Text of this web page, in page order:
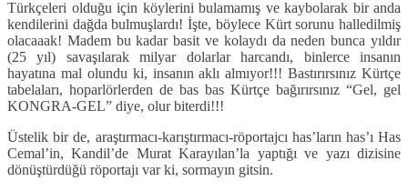
Türkçeleri olduğu için köylerini bulamamış ve kaybolarak bir anda
kendilerini dağda bulmuşlardı! İşte, böylece Kürt sorunu halledilmiş
olacaaak! Madem bu kadar basit ve kolaydı da neden bunca yıldır
(25 yıl) savaşılarak milyar dolarlar harcandı, binlerce insanın
hayatına mal olundu ki, insanın aklı almıyor!!! Bastırırsınız Kürtçe
tabelaları, hoparlörlerden de bas bas Kürtçe bağırırsınız “Gel, gel
KONGRA-GEL” diye, olur biterdi!!!
Üstelik bir de, araştırmacı-karıştırmacı-röportajcı has’ların has’ı Has
Cemal’in, Kandil’de Murat Karayılan’la yaptığı ve yazı dizisine
dönüştürdüğü röportajı var ki, sormayın gitsin.